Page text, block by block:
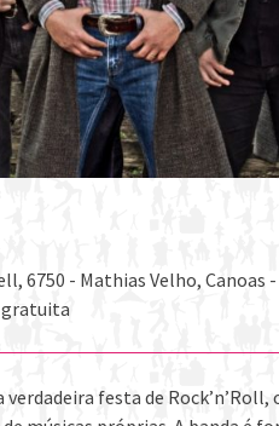
6750 - Mathias Velho, Canoas
gratuita
verdadeira festa de